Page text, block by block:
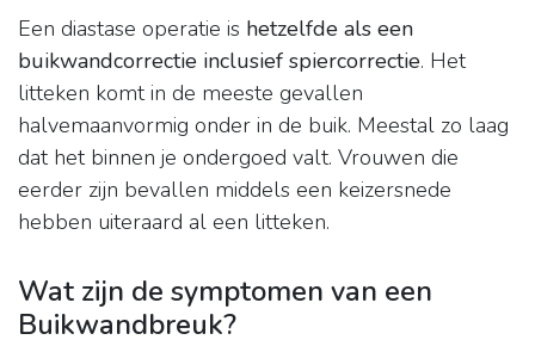
Een diastase operatie is hetzelfde als een
buikwandcorrectie inclusief spiercorrectie. Het
litteken komt in de meeste gevallen
halvemaanvormig onder in de buik. Meestal zo laag
dat het binnen je ondergoed valt. Vrouwen die
eerder zijn bevallen middels een keizersnede
hebben uiteraard al een litteken.
Wat zijn de symptomen van een
Buikwandbreuk?